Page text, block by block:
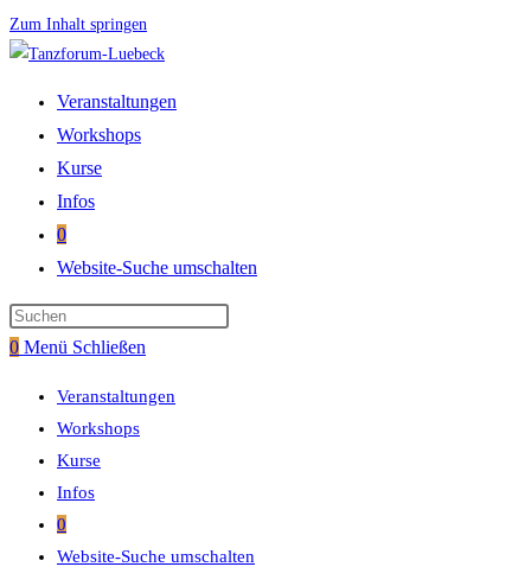
Zum Inhalt springen
Veranstaltungen
Workshops
Kurse
Infos
0
Website-Suche umschalten
0 Menü Schließen
Veranstaltungen
Workshops
Kurse
Infos
0
Website-Suche umschalten